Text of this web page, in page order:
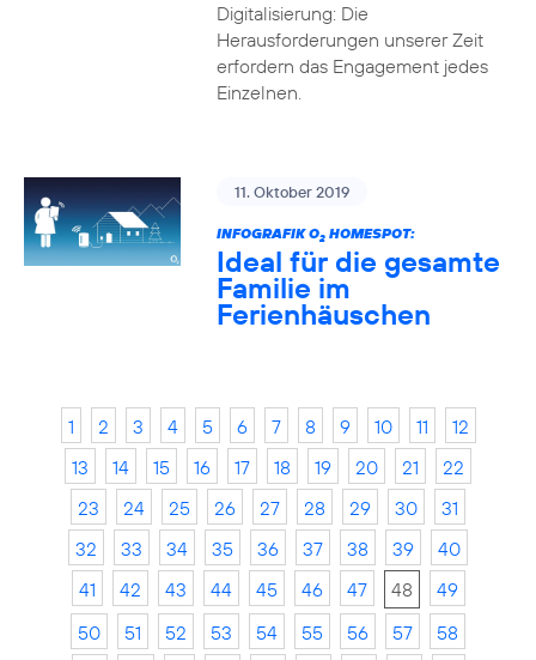
Digitalisierung: Die
Herausforderungen unserer Zeit
erfordern das Engagement jedes
Einzelnen.
11. Oktober 2019
INFOGRAFIK O2HOMESPOT:
Ideal für die gesamte
Familie im
Ferienhäuschen
1 2 3 4 5 6 7 8 9 10 11
12
13
14 15 16 17 18 19 20 21
22
23
24 25 26 27 28 29 30
31
32
33 34 35 36 37 38 39
40
41
42 43 44 45 46 47 48
49
50
51 52 53 54 55 56 57
58